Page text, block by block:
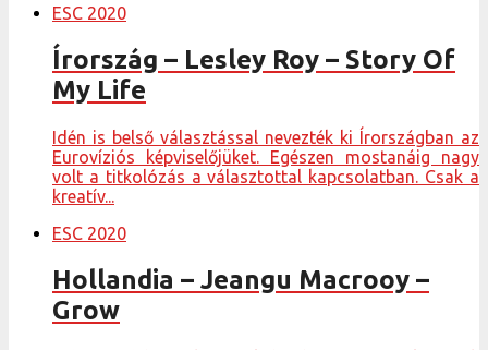
ESC 2020
Írország – Lesley Roy – Story Of
My Life
Idén is belső választással nevezték ki Írországban az
Eurovíziós képviselőjüket. Egészen mostanáig nagy
volt a titkolózás a választottal kapcsolatban. Csak a
kreatív...
ESC 2020
Hollandia – Jeangu Macrooy ­–
Grow